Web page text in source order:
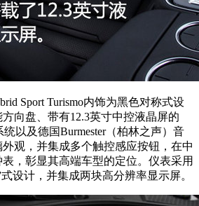
Sport Turismo内饰为黑色对称式设
向盘、带有12.3英寸中控液晶屏的
以及德国Burmester（柏林之声）音
观，并集成多个触控感应按钮，在中
，彰显其高端车型的定位。仪表采用
设计，并集成两块高分辨率显示屏。